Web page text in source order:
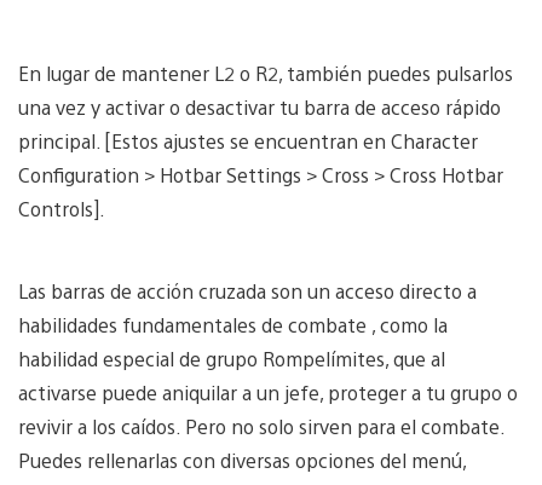
En lugar de mantener L2 o R2, también puedes pulsarlos
una vez y activar o desactivar tu barra de acceso rápido
principal. [Estos ajustes se encuentran en Character
Configuration > Hotbar Settings > Cross > Cross Hotbar
Controls].
Las barras de acción cruzada son un acceso directo a
habilidades fundamentales de combate , como la
habilidad especial de grupo Rompelímites, que al
activarse puede aniquilar a un jefe, proteger a tu grupo o
revivir a los caídos. Pero no solo sirven para el combate.
Puedes rellenarlas con diversas opciones del menú,